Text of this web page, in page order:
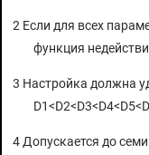
2 Если для всех
функция
3 Настройка должна
4 Допускается до